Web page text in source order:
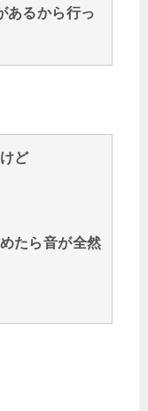
あるから行っ
ど
たら音が全然